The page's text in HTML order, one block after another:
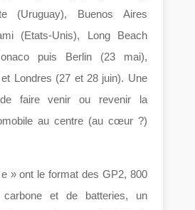
(Uruguay), Buenos Aires
(Etats-Unis), Long Beach
puis Berlin (23 mai),
Londres (27 et 28 juin). Une
faire venir ou revenir la
au centre (au cœur ?)
» ont le format des GP2, 800
et de batteries, un